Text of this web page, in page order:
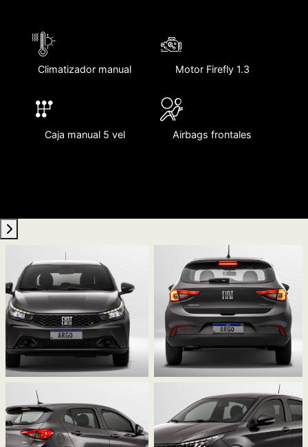
Climatizador manual Motor Firefly 1.3
Caja manual 5 vel Airbags frontales